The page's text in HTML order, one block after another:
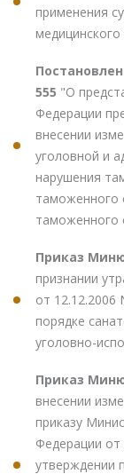
применения
555 "О
Федерации
внесении
уголовной и
нарушения
таможенного
таможенного
Приказ
признании
от 12.12.2006
порядке
уголовно-
Приказ
внесении
приказу
Федерации от
утверждении